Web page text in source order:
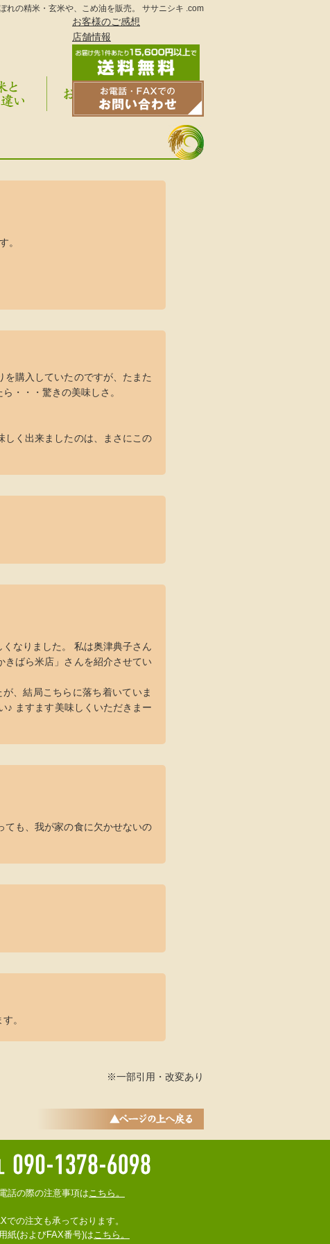
れの精米・玄米や、こめ油を販売。 ササニシキ .com
お客様のご感想
店舗情報
お問い合わせ
トップへ戻
。
購入していたのですが、たまた
・・・驚きの美味しさ。
しく出来ましたのは、まさにこの
なりました。 私は奥津典子さん
きばら米店」さんを紹介させてい
、結局こちらに落ち着いていま
♪ ますます美味しくいただきまー
ても、我が家の食に欠かせないの
。
※一部引用・改変あり
話の際の注意事項はこちら。
での注文も承っております。
紙(およびFAX番号)はこちら。